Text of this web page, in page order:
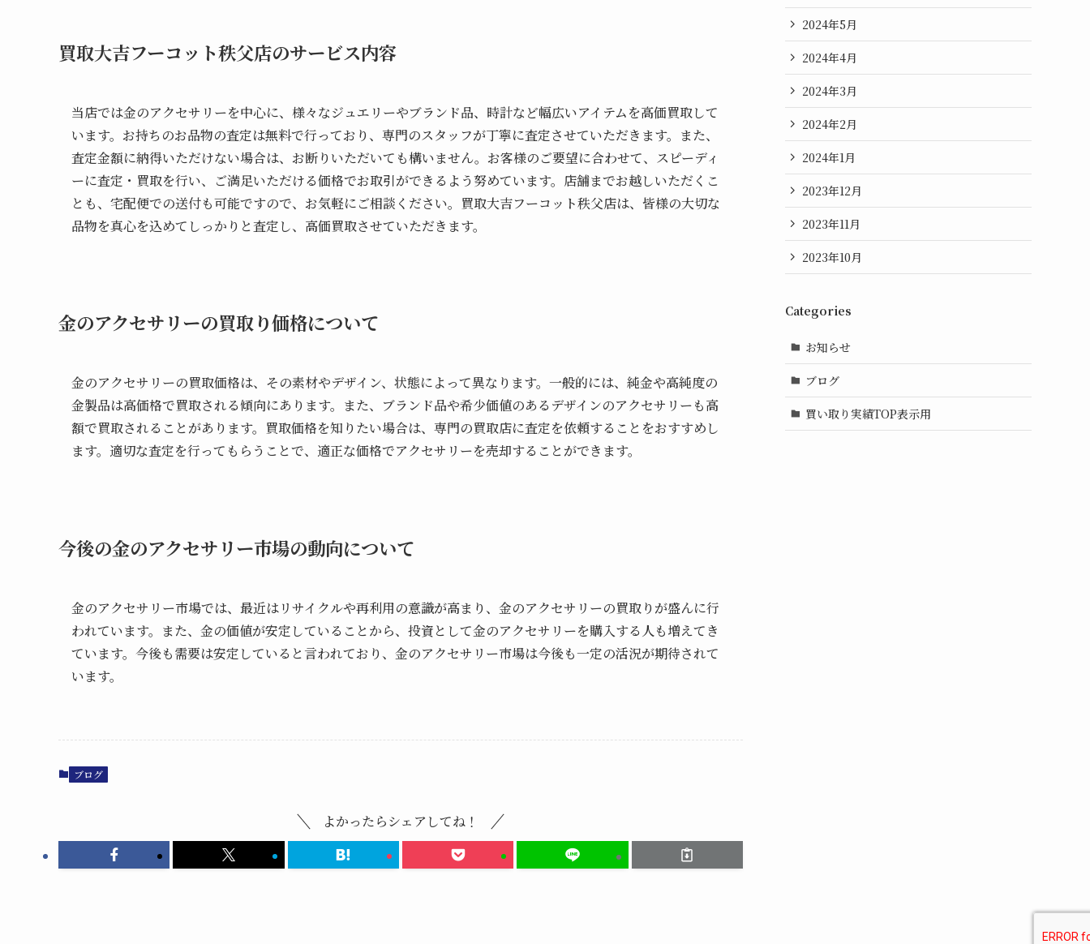
買取大吉フーコット秩父店のサービス内容
当店では金のアクセサリーを中心に、様々なジュエリーやブランド品、時計など幅広いアイテムを高価買取して
います。お持ちのお品物の査定は無料で行っており、専門のスタッフが丁寧に査定させていただきます。また、
査定金額に納得いただけない場合は、お断りいただいても構いません。お客様のご要望に合わせて、スピーディ
ーに査定・買取を行い、ご満足いただける価格でお取引ができるよう努めています。店舗までお越しいただくこ
とも、宅配便での送付も可能ですので、お気軽にご相談ください。買取大吉フーコット秩父店は、皆様の大切な
品物を真心を込めてしっかりと査定し、高価買取させていただきます。
金のアクセサリーの買取り価格について
金のアクセサリーの買取価格は、その素材やデザイン、状態によって異なります。一般的には、純金や高純度の
金製品は高価格で買取される傾向にあります。また、ブランド品や希少価値のあるデザインのアクセサリーも高
額で買取されることがあります。買取価格を知りたい場合は、専門の買取店に査定を依頼することをおすすめし
ます。適切な査定を行ってもらうことで、適正な価格でアクセサリーを売却することができます。
今後の金のアクセサリー市場の動向について
金のアクセサリー市場では、最近はリサイクルや再利用の意識が高まり、金のアクセサリーの買取りが盛んに行
われています。また、金の価値が安定していることから、投資として金のアクセサリーを購入する人も増えてき
ています。今後も需要は安定していると言われており、金のアクセサリー市場は今後も一定の活況が期待されて
います。
ブログ
よかったらシェアしてね！
2024年5月
2024年4月
2024年3月
2024年2月
2024年1月
2023年12月
2023年11月
2023年10月
Categories
お知らせ
ブログ
買い取り実績TOP表示用